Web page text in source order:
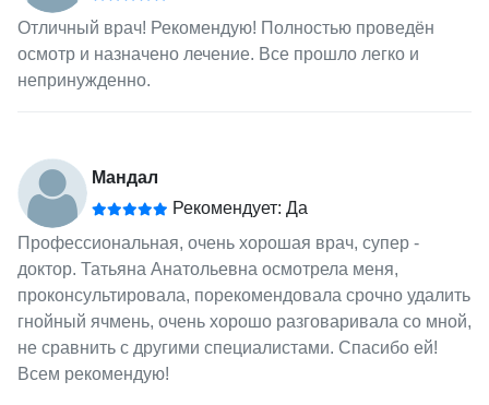
Отличный врач! Рекомендую! Полностью проведён
осмотр и назначено лечение. Все прошло легко и
непринужденно.
Мандал
Рекомендует: Да
Профессиональная, очень хорошая врач, супер -
доктор. Татьяна Анатольевна осмотрела меня,
проконсультировала, порекомендовала срочно удалить
гнойный ячмень, очень хорошо разговаривала со мной,
не сравнить с другими специалистами. Спасибо ей!
Всем рекомендую!